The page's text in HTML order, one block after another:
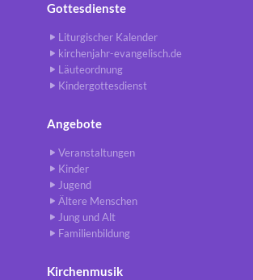
Gottesdienste
Liturgischer Kalender
kirchenjahr-evangelisch.de
Läuteordnung
Kindergottesdienst
Angebote
Veranstaltungen
Kinder
Jugend
Ältere Menschen
Jung und Alt
Familienbildung
Kirchenmusik